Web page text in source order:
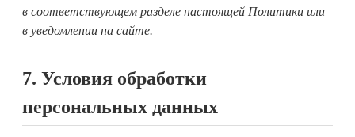
в соответствующем разделе настоящей Политики или
в уведомлении на сайте.
7. Условия обработки
персональных данных